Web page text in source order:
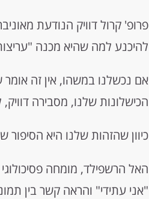
פרופ' קרול דוויק הנודעת
להיכנע למה שהיא מכנה
אם נכשלנו במשהו, אין זה
הכישלונות שלנו, מסבירה
כיוון שהזהות שלנו היא
"אני עתידי" והראה קשר בין